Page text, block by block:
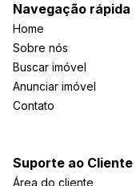
Navegação rápida
Home
Sobre nós
Buscar imóvel
Anunciar imóvel
Contato
Suporte ao Cliente
Área do cliente